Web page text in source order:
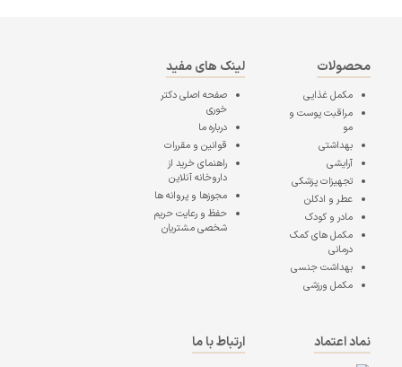
محصولات
مکمل غذایی
مراقبت پوست و
مو
بهداشتی
آرایشی
تجهیزات پزشکی
عطر و ادکلن
مادر و کودک
مکمل های کمک
درمانی
بهداشت جنسی
مکمل ورزشی
لینک های مفید
صفحه اصلیدکتر
خوری
درباره ما
قوانین و مقررات
راهنمای خرید از
داروخانه آنلاین
مجوزها و پروانه ها
حفظ و رعایت حریم
شخصی مشتریان
نماد اعتماد
ارتباط با ما